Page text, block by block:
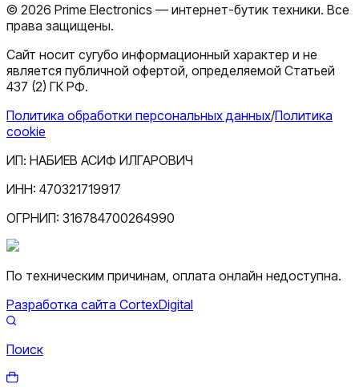
© 2026 Prime Electronics — интернет-бутик техники. Все
права защищены.
Сайт носит сугубо информационный характер и не
является публичной офертой, определяемой Статьей
437 (2) ГК РФ.
Политика обработки персональных данных/Политика
cookie
ИП: НАБИЕВ АСИФ ИЛГАРОВИЧ
ИНН: 470321719917
ОГРНИП: 316784700264990
По техническим причинам, оплата онлайн недоступна.
Разработка сайта CortexDigital
Поиск